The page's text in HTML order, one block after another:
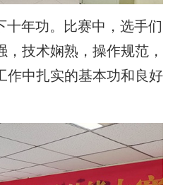
十年功。比赛中，选手们
技术娴熟，操作规范，
作中扎实的基本功和良好